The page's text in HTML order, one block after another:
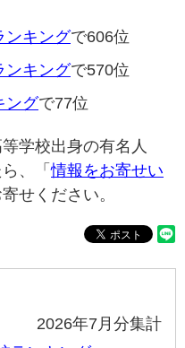
ンキングで606位
ンキングで570位
ングで77位
学校出身の有名人
、「情報をお寄せい
せください。
2026年7月分集計